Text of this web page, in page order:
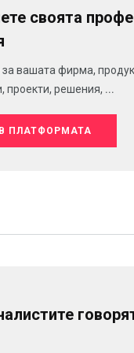
своята
за вашата фирма,
проекти, решения, ...
ПЛАТФОРМАТА